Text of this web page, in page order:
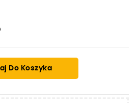
Do Koszyka